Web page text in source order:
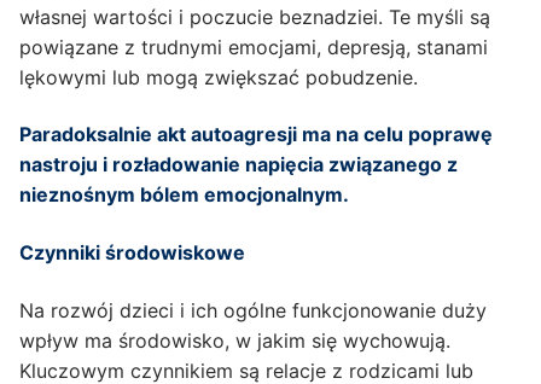
własnej wartości i poczucie beznadziei. Te myśli są
powiązane z trudnymi emocjami, depresją, stanami
lękowymi lub mogą zwiększać pobudzenie.
Paradoksalnie akt autoagresji ma na celu poprawę
nastroju i rozładowanie napięcia związanego z
nieznośnym bólem emocjonalnym.
Czynniki środowiskowe
Na rozwój dzieci i ich ogólne funkcjonowanie duży
wpływ ma środowisko, w jakim się wychowują.
Kluczowym czynnikiem są relacje z rodzicami lub